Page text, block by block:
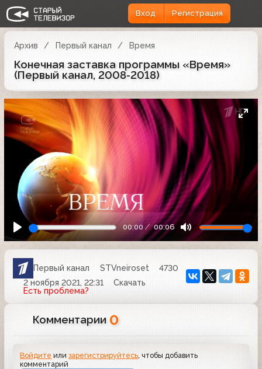
Вход Регистрация
Архив Первый канал Время
Конечная заставка программы «Время»
(Первый канал, 2008-2018)
00:00 00:06
Первый канал STVneiroset
4730
2 ноября 2021, 22:31
Скачать
Есть проблема?
Комментарии 0
Войдите илизарегистрируйтесь , чтобы добавить
комментарий